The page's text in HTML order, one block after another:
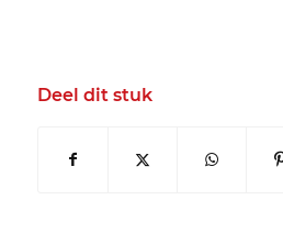
Deel dit stuk